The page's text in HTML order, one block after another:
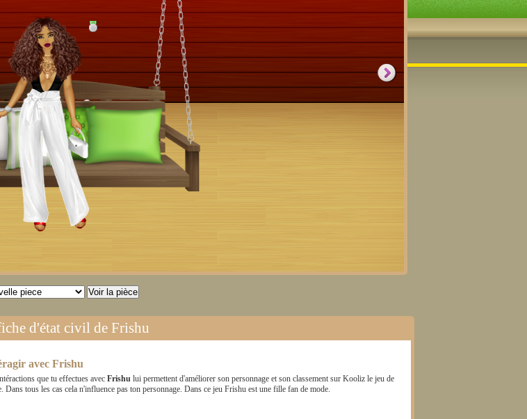
d'état civil de Frishu
avec Frishu
que tu effectues avec Frishu lui permettent d'améliorer son personnage et son classement sur Kooliz le jeu de
Dans tous les cas cela n'influence pas ton personnage. Dans ce jeu Frishu est une fille fan de mode.